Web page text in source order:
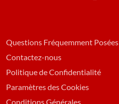
Questions Fréquemment Posées
Contactez-nous
Politique de Confidentialité
Paramètres des Cookies
Conditions Générales